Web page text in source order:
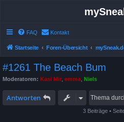
FAQ Kontakt
Startseite Foren-Übersicht
#1261 The Beach Bum
Moderatoren: Kasi Mir emma Niels
Antworten
3 Beiträge •